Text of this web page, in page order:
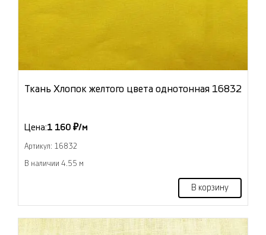
Ткань Хлопок желтого цвета однотонная 16832
Цена:1 160 ₽/м
Артикул: 16832
В наличии 4.55 м
В корзину